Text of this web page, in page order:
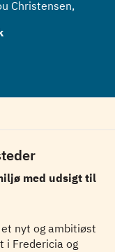
Christensen,
med udsigt til
nyt og ambitiøst
i Fredericia og